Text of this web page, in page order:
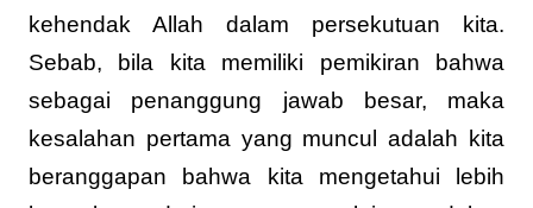
kehendak Allah dalam persekutuan kita.
Sebab, bila kita memiliki pemikiran bahwa
sebagai penanggung jawab besar, maka
kesalahan pertama yang muncul adalah kita
beranggapan bahwa kita mengetahui lebih